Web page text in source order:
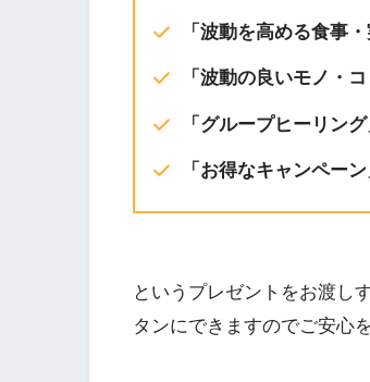
「波動を高める食事
「波動の良いモノ・
「グループヒーリン
「お得なキャンペー
というプレゼントをお渡し
タンにできますのでご安心を